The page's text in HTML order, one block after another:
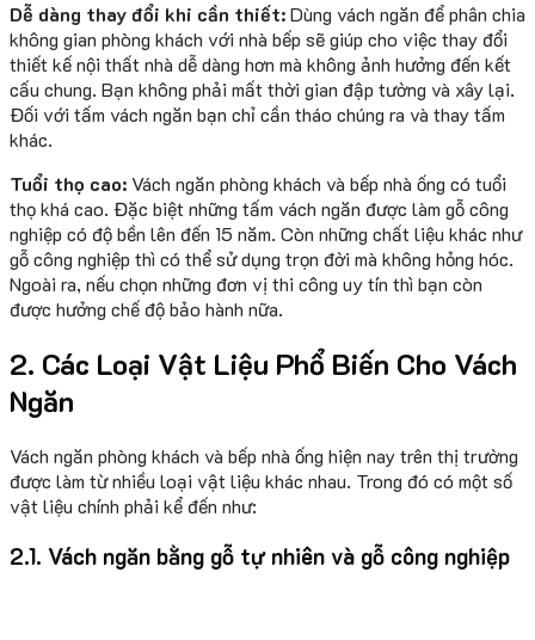
Dễ dàng thay đổi khi cần thiết:Dùng vách ngăn để phân chia
không gian phòng khách với nhà bếp sẽ giúp cho việc thay đổi
thiết kế nội thất nhà dễ dàng hơn mà không ảnh hưởng đến kết
cấu chung. Bạn không phải mất thời gian đập tường và xây lại.
Đối với tấm vách ngăn bạn chỉ cần tháo chúng ra và thay tấm
khác.
Tuổi thọ cao:Vách ngăn phòng khách và bếp nhà ống có tuổi
thọ khá cao. Đặc biệt những tấm vách ngăn được làm gỗ công
nghiệp có độ bền lên đến 15 năm. Còn những chất liệu khác như
gỗ công nghiệp thì có thể sử dụng trọn đời mà không hỏng hóc.
Ngoài ra, nếu chọn những đơn vị thi công uy tín thì bạn còn
được hưởng chế độ bảo hành nữa.
2. Các Loại Vật Liệu Phổ Biến Cho Vách
Ngăn
Vách ngăn phòng khách và bếp nhà ống hiện nay trên thị trường
được làm từ nhiều loại vật liệu khác nhau. Trong đó có một số
vật liệu chính phải kể đến như:
2.1. Vách ngăn bằng gỗ tự nhiên và gỗ công nghiệp